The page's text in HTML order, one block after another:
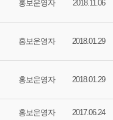
홍보운영자 2018.11.06
홍보운영자 2018.01.29
홍보운영자 2018.01.29
홍보운영자 2017.06.24